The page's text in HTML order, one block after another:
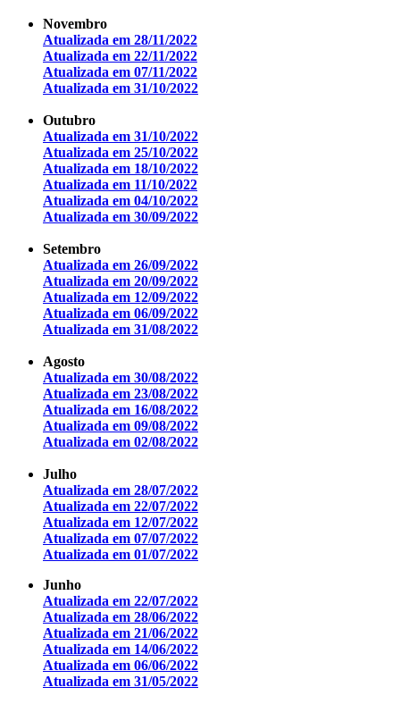
Novembro
Atualizada em 28/11/2022
Atualizada em 22/11/2022
Atualizada em 07/11/2022
Atualizada em 31/10/2022
Outubro
Atualizada em 31/10/2022
Atualizada em 25/10/2022
Atualizada em 18/10/2022
Atualizada em 11/10/2022
Atualizada em 04/10/2022
Atualizada em 30/09/2022
Setembro
Atualizada em 26/09/2022
Atualizada em 20/09/2022
Atualizada em 12/09/2022
Atualizada em 06/09/2022
Atualizada em 31/08/2022
Agosto
Atualizada em 30/08/2022
Atualizada em 23/08/2022
Atualizada em 16/08/2022
Atualizada em 09/08/2022
Atualizada em 02/08/2022
Julho
Atualizada em 28/07/2022
Atualizada em 22/07/2022
Atualizada em 12/07/2022
Atualizada em 07/07/2022
Atualizada em 01/07/2022
Junho
Atualizada em 22/07/2022
Atualizada em 28/06/2022
Atualizada em 21/06/2022
Atualizada em 14/06/2022
Atualizada em 06/06/2022
Atualizada em 31/05/2022